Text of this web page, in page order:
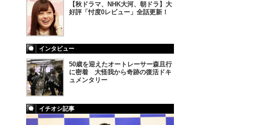
【秋ドラマ、NHK大河、朝ドラ】大
好評「忖度0レビュー」全話更新！
インタビュー
50歳を迎えたオートレーサー森且行
に密着 大怪我から奇跡の復活ドキ
ュメンタリー
イチオシ記事